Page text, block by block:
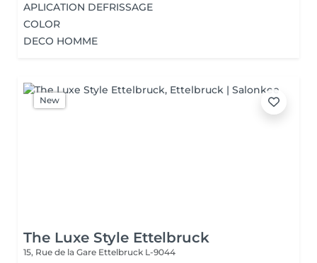
APLICATION DEFRISSAGE
COLOR
DECO HOMME
New
The Luxe Style Ettelbruck
15, Rue de la Gare Ettelbruck L-9044